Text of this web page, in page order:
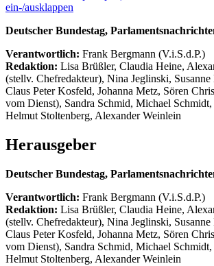
ein-/ausklappen
Deutscher Bundestag,
Verantwortlich: Frank Bergmann (V.i.S.d.P.)
Redaktion: Lisa Brüßler, Claudia Heine,
(stellv. Chefredakteur), Nina Jeglinski,
Claus Peter Kosfeld, Johanna Metz, Sören
vom Dienst), Sandra Schmid, Michael
Helmut Stoltenberg, Alexander Weinlein
Herausgeber
Deutscher Bundestag,
Verantwortlich: Frank Bergmann (V.i.S.d.P.)
Redaktion: Lisa Brüßler, Claudia Heine,
(stellv. Chefredakteur), Nina Jeglinski,
Claus Peter Kosfeld, Johanna Metz, Sören
vom Dienst), Sandra Schmid, Michael
Helmut Stoltenberg, Alexander Weinlein